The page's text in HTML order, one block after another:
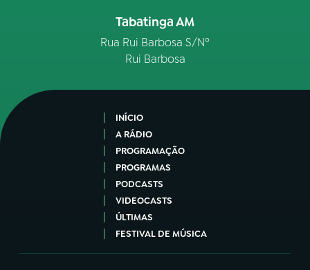
Tabatinga AM
Rua Rui Barbosa S/Nº
Rui Barbosa
INÍCIO
A RÁDIO
PROGRAMAÇÃO
PROGRAMAS
PODCASTS
VIDEOCASTS
ÚLTIMAS
FESTIVAL DE MÚSICA